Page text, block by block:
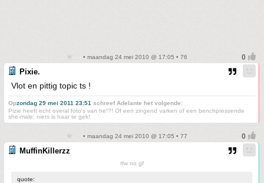
• maandag 24 mei 2010 @ 17:05 • 76
Pixie.
Vlot en pittig topic ts !
Opzondag 29 mei 2011 23:51 schreef Adelante het volgende:
Pizie heeft echt overal foto's van he!?! Of een zingend varken of een benchpressende
she-male: niets is haar te gek!
• maandag 24 mei 2010 @ 17:05 • 77
MuffinKillerzz
tfw no gf
quote: